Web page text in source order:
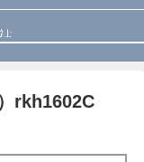
rkh1602C